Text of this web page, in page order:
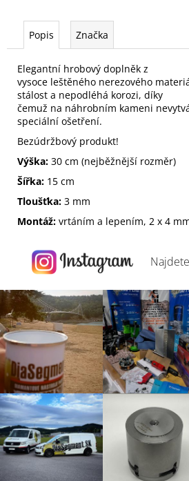
Popis Značka
Elegantní hrobový doplněk z
vysoce leštěného nerezového
stálost a nepodléhá korozi, díky
čemuž na náhrobním kameni
speciální ošetření.
Bezúdržbový produkt!
Výška: 30 cm (nejběžnější rozměr)
Šířka: 15 cm
Tloušťka: 3 mm
Montáž: vrtáním a lepením, 2 x 4